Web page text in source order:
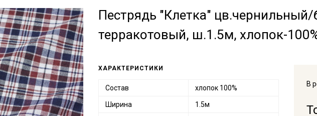
Пестрядь "Клетка"
терракотовый, ш.1.5м, хлопок-
В
ХАРАКТЕРИСТИКИ
Состав хлопок 100%
Ширина 1.5м